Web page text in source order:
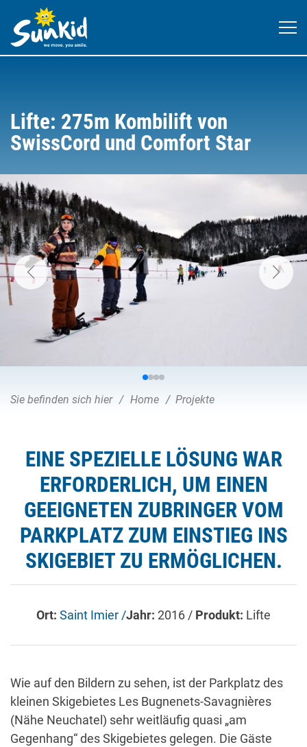
Lifte: 275m Kombilift von
SwissCord und Comfort Star
Sie befinden sich hier Home Projekte
EINE SPEZIELLE LÖSUNG WAR
ERFORDERLICH, UM EINEN
GEEIGNETEN ZUBRINGER VOM
PARKPLATZ ZUM EINSTIEG INS
SKIGEBIET ZU ERMÖGLICHEN.
Ort: Saint Imier /Jahr: 2016 / Produkt: Lifte
Wie auf den Bildern zu sehen, ist der Parkplatz des
kleinen Skigebietes Les Bugnenets-Savagnières
(Nähe Neuchatel) sehr weitläufig quasi „am
Gegenhang“ des Skigebietes gelegen. Die Gäste